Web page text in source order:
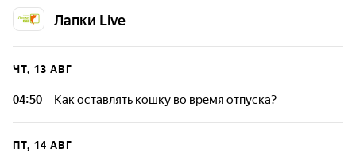
Лапки Live
ЧТ, 13 АВГ
04:50 Как оставлять кошку во время отпуска?
ПТ, 14 АВГ